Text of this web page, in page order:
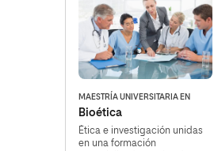
MAESTRÍA UNIVERSITARIA EN
Bioética
Ética e investigación unidas
en una formación